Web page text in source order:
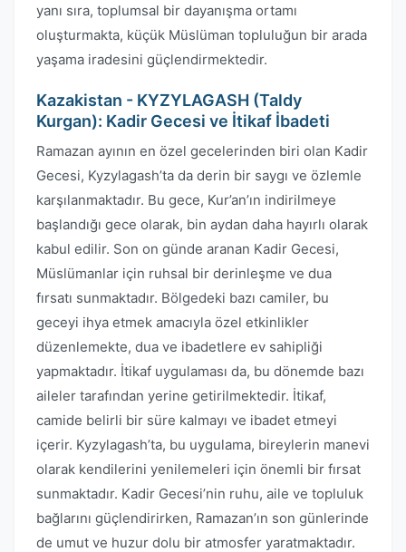
yanı sıra, toplumsal bir dayanışma ortamı
oluşturmakta, küçük Müslüman topluluğun bir arada
yaşama iradesini güçlendirmektedir.
Kazakistan - KYZYLAGASH (Taldy
Kurgan): Kadir Gecesi ve İtikaf İbadeti
Ramazan ayının en özel gecelerinden biri olan Kadir
Gecesi, Kyzylagash’ta da derin bir saygı ve özlemle
karşılanmaktadır. Bu gece, Kur’an’ın indirilmeye
başlandığı gece olarak, bin aydan daha hayırlı olarak
kabul edilir. Son on günde aranan Kadir Gecesi,
Müslümanlar için ruhsal bir derinleşme ve dua
fırsatı sunmaktadır. Bölgedeki bazı camiler, bu
geceyi ihya etmek amacıyla özel etkinlikler
düzenlemekte, dua ve ibadetlere ev sahipliği
yapmaktadır. İtikaf uygulaması da, bu dönemde bazı
aileler tarafından yerine getirilmektedir. İtikaf,
camide belirli bir süre kalmayı ve ibadet etmeyi
içerir. Kyzylagash’ta, bu uygulama, bireylerin manevi
olarak kendilerini yenilemeleri için önemli bir fırsat
sunmaktadır. Kadir Gecesi’nin ruhu, aile ve topluluk
bağlarını güçlendirirken, Ramazan’ın son günlerinde
de umut ve huzur dolu bir atmosfer yaratmaktadır.